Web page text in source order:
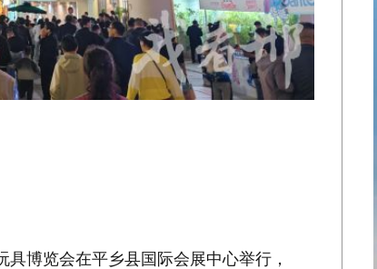
博览会在平乡县国际会展中心举行，